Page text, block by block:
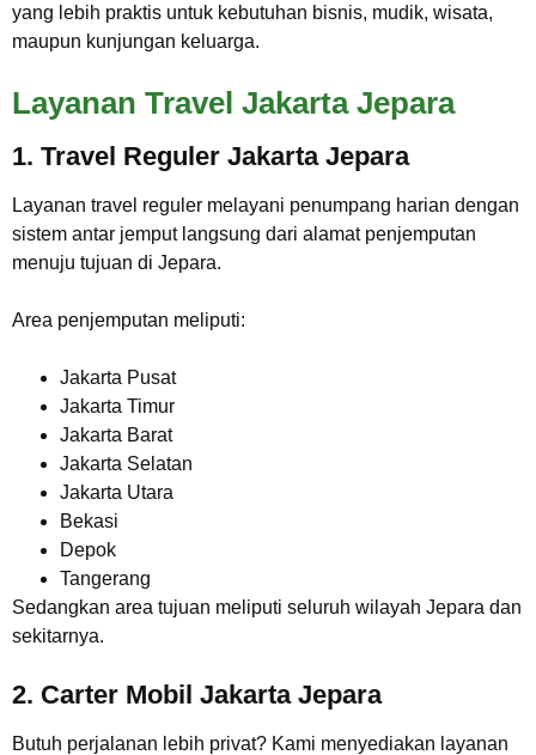
yang lebih praktis untuk kebutuhan bisnis, mudik, wisata,
maupun kunjungan keluarga.
Layanan Travel Jakarta Jepara
1. Travel Reguler Jakarta Jepara
Layanan travel reguler melayani penumpang harian dengan
sistem antar jemput langsung dari alamat penjemputan
menuju tujuan di Jepara.
Area penjemputan meliputi:
Jakarta Pusat
Jakarta Timur
Jakarta Barat
Jakarta Selatan
Jakarta Utara
Bekasi
Depok
Tangerang
Sedangkan area tujuan meliputi seluruh wilayah Jepara dan
sekitarnya.
2. Carter Mobil Jakarta Jepara
Butuh perjalanan lebih privat? Kami menyediakan layanan